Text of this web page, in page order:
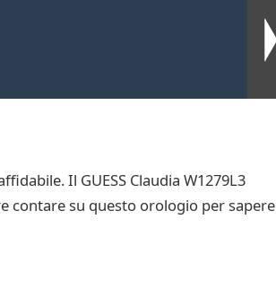
Il GUESS Claudia W1279L3
contare su questo orologio per sapere